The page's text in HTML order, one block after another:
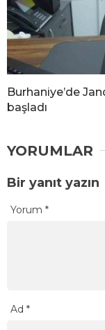
Burhaniye’de
başladı
YORUMLAR
Bir yanıt yazın
Yorum *
Ad *